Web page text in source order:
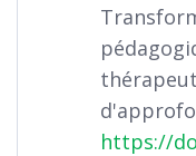
https://